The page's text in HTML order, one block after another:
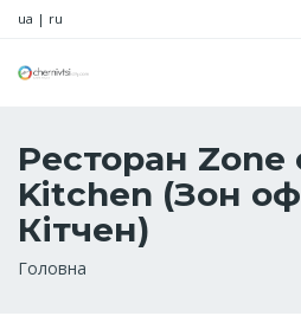
ua | ru
Ресторан
Kitchen (Зон оф
Кітчен)
Рядок
Головна